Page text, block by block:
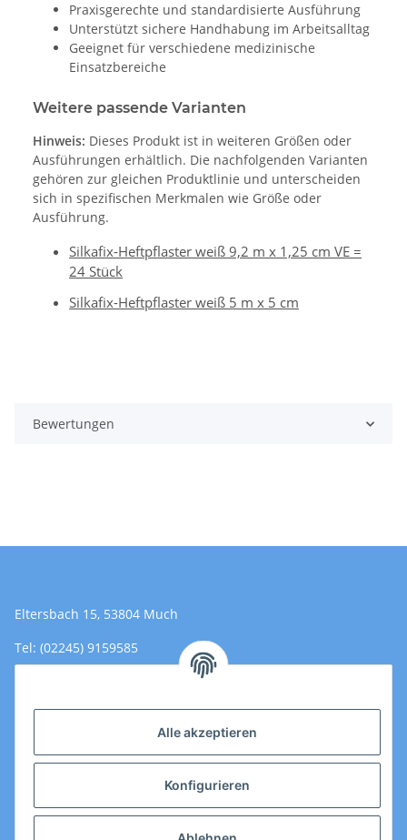
Alle akzeptieren
Konfigurieren
Praxisgerechte und standardisierte Ausführung
Unterstützt sichere Handhabung im Arbeitsalltag
Geeignet für verschiedene medizinische
Einsatzbereiche
Weitere passende Varianten
Hinweis: Dieses Produkt ist in weiteren Größen oder
Ausführungen erhältlich. Die nachfolgenden Varianten
gehören zur gleichen Produktlinie und unterscheiden
sich in spezifischen Merkmalen wie Größe oder
Ausführung.
Silkafix-Heftpflaster weiß 9,2 m x 1,25 cm VE =
24 Stück
Silkafix-Heftpflaster weiß 5 m x 5 cm
Bewertungen
Eltersbach 15, 53804 Much
Tel: (02245) 9159585
Email: Kontakt@toromedical.de
Öffnungszeiten (Mo-Fr.) 8:00 - 17:00